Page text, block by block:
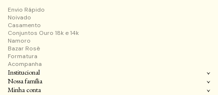
Envio Rápido
Noivado
Casamento
Conjuntos Ouro 18k e 14k
Namoro
Bazar Rosê
Formatura
Acompanha
Institucional
Nossa família
Minha conta